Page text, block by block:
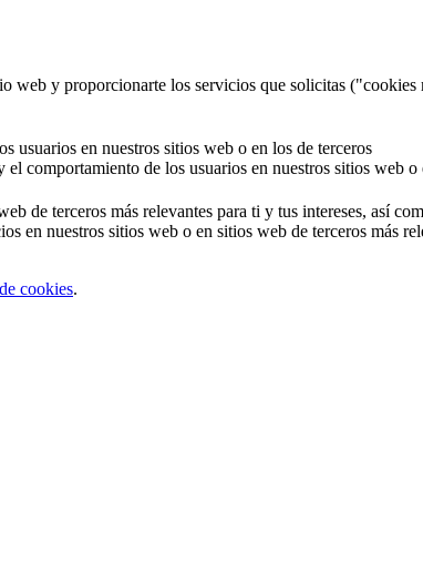
web y proporcionarte los servicios que solicitas
usuarios en nuestros sitios web o en los de terceros
comportamiento de los usuarios en nuestros sitios web o
de terceros más relevantes para ti y tus intereses, así
en nuestros sitios web o en sitios web de terceros más
cookies.